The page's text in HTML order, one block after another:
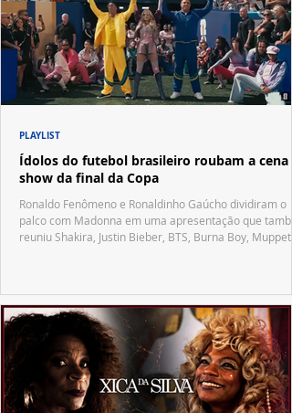
Ídolos do futebol brasileiro roubam a cena
show da final da Copa
Ronaldo Fenômeno e Ronaldinho Gaúcho dividiram o
palco com Madonna em uma apresentação que
reuniu Shakira, Justin Bieber, BTS, Burna Boy, Muppets,
PLAYLIST